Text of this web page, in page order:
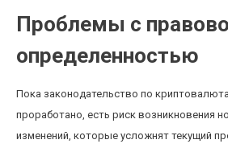
Проблемы с
определенностью
Пока законодательство по
проработано, есть риск возникновения
изменений, которые усложнят текущий